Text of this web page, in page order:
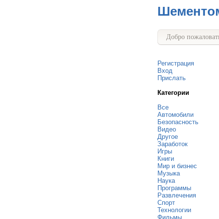
Добро
Регистрация
Вход
Прислать
Категории
Все
Автомобили
Безопасность
Видео
Другое
Заработок
Игры
Книги
Мир и бизнес
Музыка
Наука
Программы
Развлечения
Спорт
Технологии
Фильмы